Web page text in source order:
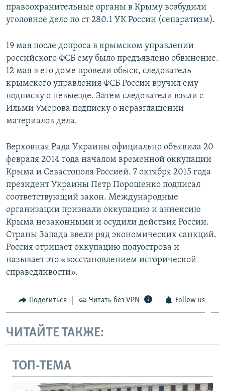
правоохранительные органы в Крыму возбудили
уголовное дело по ст 280.1 УК России (сепаратизм).
19 мая после допроса в крымском управлении
российского ФСБ ему было предъявлено обвинение.
12 мая в его доме провели обыск, следователь
крымского управления ФСБ России вручил ему
подписку о невыезде. Затем следователи взяли с
Ильми Умерова подписку о неразглашении
материалов дела.
Верховная Рада Украины официально объявила 20
февраля 2014 года началом временной оккупации
Крыма и Севастополя Россией. 7 октября 2015 года
президент Украины Петр Порошенко подписал
соответствующий закон. Международные
организации признали оккупацию и аннексию
Крыма незаконными и осудили действия России.
Страны Запада ввели ряд экономических санкций.
Россия отрицает оккупацию полуострова и
называет это «восстановлением исторической
справедливости».
Поделиться Читать без VPN Follow us
ЧИТАЙТЕ ТАКЖЕ:
ТОП-ТЕМА